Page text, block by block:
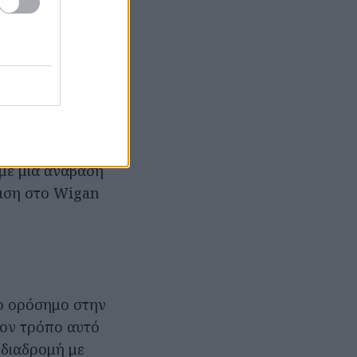
GUINNESS
στάση
τα 1.352
μια ανάβαση
στο Wigan
ορόσημο στην
τρόπο αυτό
με